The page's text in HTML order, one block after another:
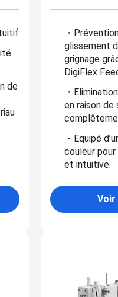
de
・
glissement
grignage
DigiFlex
・
en raison de
・Equipé
couleur
et intuitive.
Voir